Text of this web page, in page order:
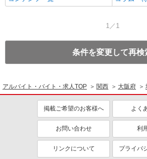
1／1
条件を変更して再検
アルバイト・バイト・求人TOP 関西 大阪府
掲載ご希望のお客様へ よく
お問い合わせ 利
リンクについて プライバ